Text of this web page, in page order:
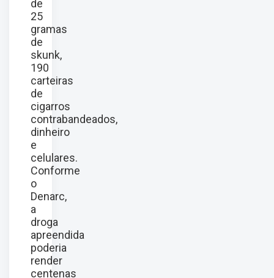
de
25
gramas
de
skunk,
190
carteiras
de
cigarros
contrabandeados,
dinheiro
e
celulares.
Conforme
o
Denarc,
a
droga
apreendida
poderia
render
centenas